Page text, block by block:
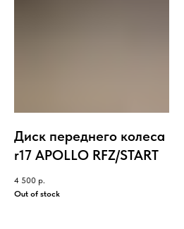
Диск переднего колеса
r17 APOLLO RFZ/START
4 500 р.
Out of stock